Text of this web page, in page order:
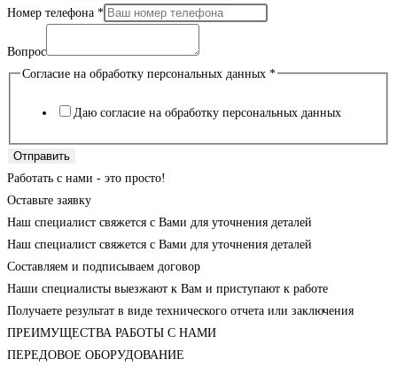
Номер телефона *
Вопрос
Согласие на обработку персональных данных *
Даю согласие на обработку персональных данных
Отправить
Работать с нами - это просто!
Оставьте заявку
Наш специалист свяжется с Вами для уточнения деталей
Наш специалист свяжется с Вами для уточнения деталей
Составляем и подписываем договор
Наши специалисты выезжают к Вам и приступают к работе
Получаете результат в виде технического отчета или заключения
ПРЕИМУЩЕСТВА РАБОТЫ С НАМИ
ПЕРЕДОВОЕ ОБОРУДОВАНИЕ